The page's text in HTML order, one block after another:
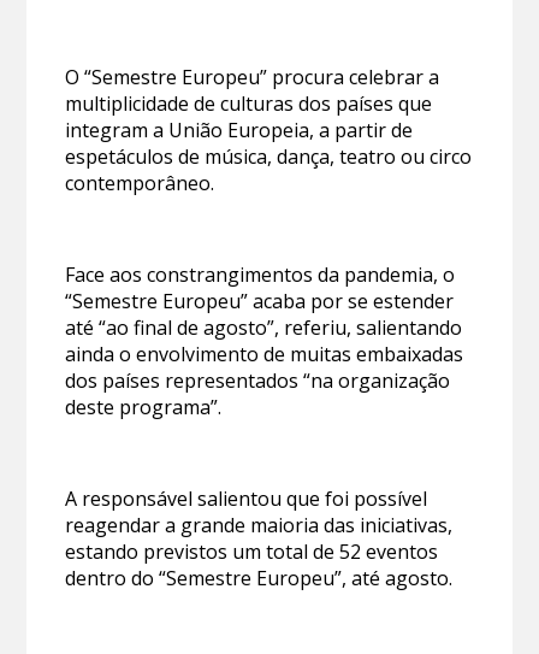
O “Semestre Europeu” procura celebrar a
multiplicidade de culturas dos países que
integram a União Europeia, a partir de
espetáculos de música, dança, teatro ou circo
contemporâneo.
Face aos constrangimentos da pandemia, o
“Semestre Europeu” acaba por se estender
até “ao final de agosto”, referiu, salientando
ainda o envolvimento de muitas embaixadas
dos países representados “na organização
deste programa”.
A responsável salientou que foi possível
reagendar a grande maioria das iniciativas,
estando previstos um total de 52 eventos
dentro do “Semestre Europeu”, até agosto.